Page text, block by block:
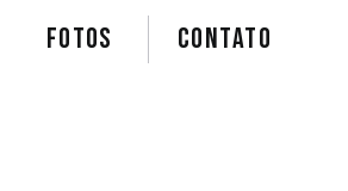
FOTOS Contato